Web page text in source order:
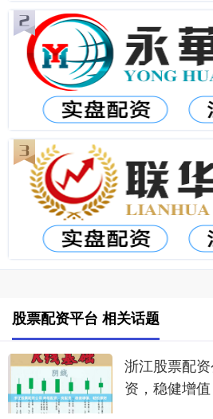
股票配资平台 相关话题
浙江股票配
资，稳健增